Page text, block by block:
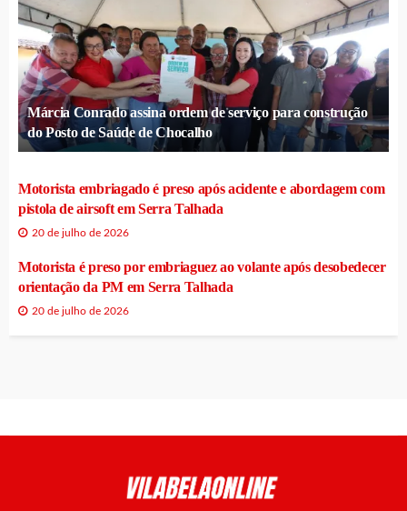
Márcia Conrado assina ordem de serviço para construção
do Posto de Saúde de Chocalho
Motorista embriagado é preso após acidente e abordagem com
pistola de airsoft em Serra Talhada
20 de julho de 2026
Motorista é preso por embriaguez ao volante após desobedecer
orientação da PM em Serra Talhada
20 de julho de 2026